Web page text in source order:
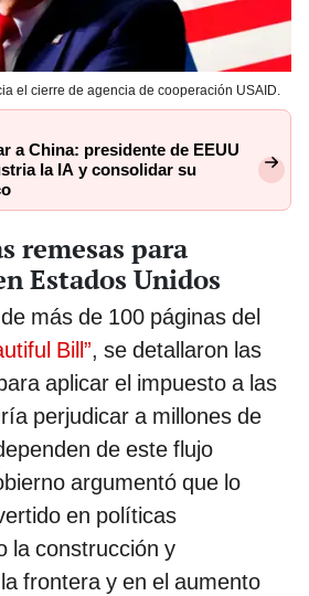
el cierre de agencia de cooperación USAID.
a China: presidente de EEUU
la IA y consolidar su
remesas para
Estados Unidos
más de 100 páginas del
Bill”, se detallaron las
aplicar el impuesto a las
perjudicar a millones de
de este flujo
argumentó que lo
en políticas
la construcción y
frontera y en el aumento